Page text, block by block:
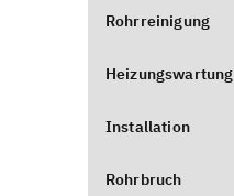
Rohrreinigung
Heizungswartung
Installation
Rohrbruch